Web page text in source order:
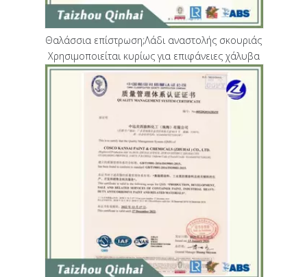
Θαλάσσια επίστρωση;Λάδι αναστολής σκουριάς
Χρησιμοποιείται κυρίως για επιφάνειες χάλυβα